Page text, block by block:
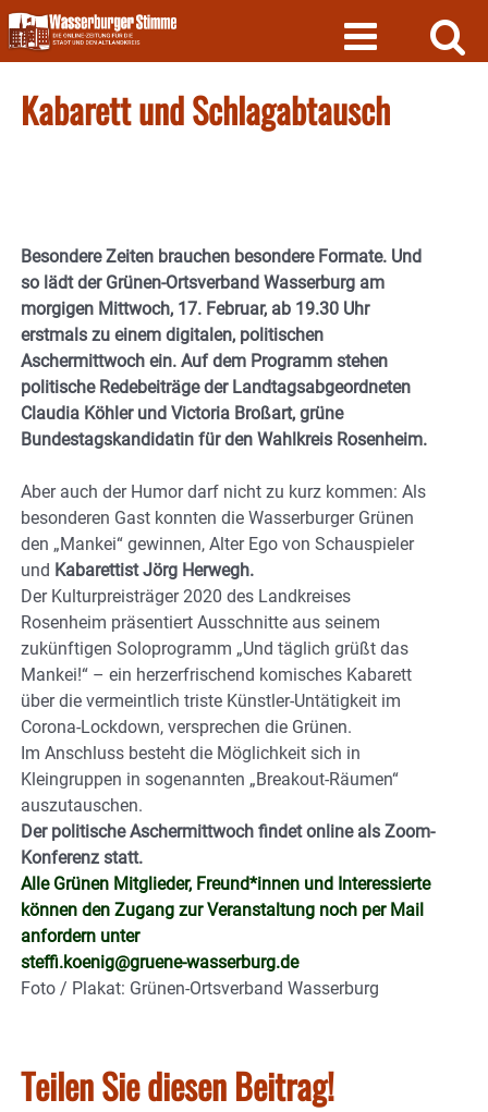
Skip
to
content
Kabarett und Schlagabtausch
Besondere Zeiten brauchen besondere Formate. Und
so lädt der Grünen-Ortsverband Wasserburg am
morgigen Mittwoch, 17. Februar, ab 19.30 Uhr
erstmals zu einem digitalen, politischen
Aschermittwoch ein. Auf dem Programm stehen
politische Redebeiträge der Landtagsabgeordneten
Claudia Köhler und Victoria Broßart, grüne
Bundestagskandidatin für den Wahlkreis Rosenheim.
Aber auch der Humor darf nicht zu kurz kommen: Als
besonderen Gast konnten die Wasserburger Grünen
den „Mankei“ gewinnen, Alter Ego von Schauspieler
und Kabarettist Jörg Herwegh.
Der Kulturpreisträger 2020 des Landkreises
Rosenheim präsentiert Ausschnitte aus seinem
zukünftigen Soloprogramm „Und täglich grüßt das
Mankei!“ – ein herzerfrischend komisches Kabarett
über die vermeintlich triste Künstler-Untätigkeit im
Corona-Lockdown, versprechen die Grünen.
Im Anschluss besteht die Möglichkeit sich in
Kleingruppen in sogenannten „Breakout-Räumen“
auszutauschen.
Der politische Aschermittwoch findet online als Zoom-
Konferenz statt.
Alle Grünen Mitglieder, Freund*innen und Interessierte
können den Zugang zur Veranstaltung noch per Mail
anfordern unter
steffi.koenig@gruene-wasserburg.de
Foto / Plakat: Grünen-Ortsverband Wasserburg
Teilen Sie diesen Beitrag!